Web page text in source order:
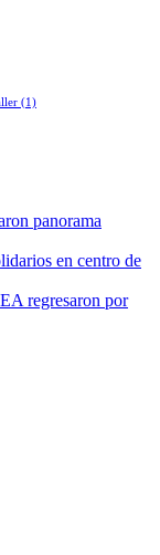
(1)
panorama
en centro de
regresaron por